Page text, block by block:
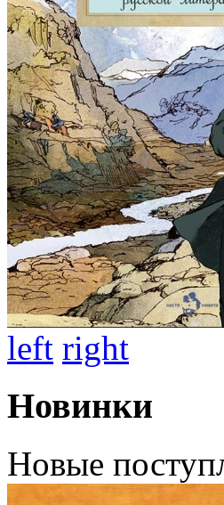
left right
Новинки
Новые